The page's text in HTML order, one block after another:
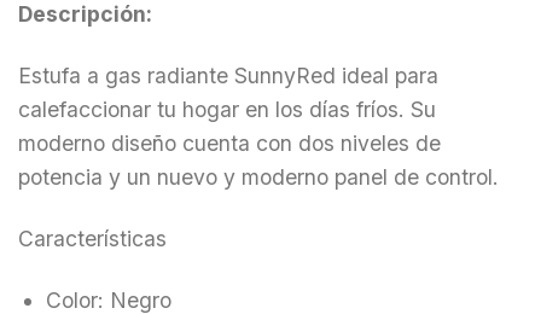
Descripción:
Estufa a gas radiante SunnyRed ideal para
calefaccionar tu hogar en los días fríos. Su
moderno diseño cuenta con dos niveles de
potencia y un nuevo y moderno panel de control.
Características
Color: Negro